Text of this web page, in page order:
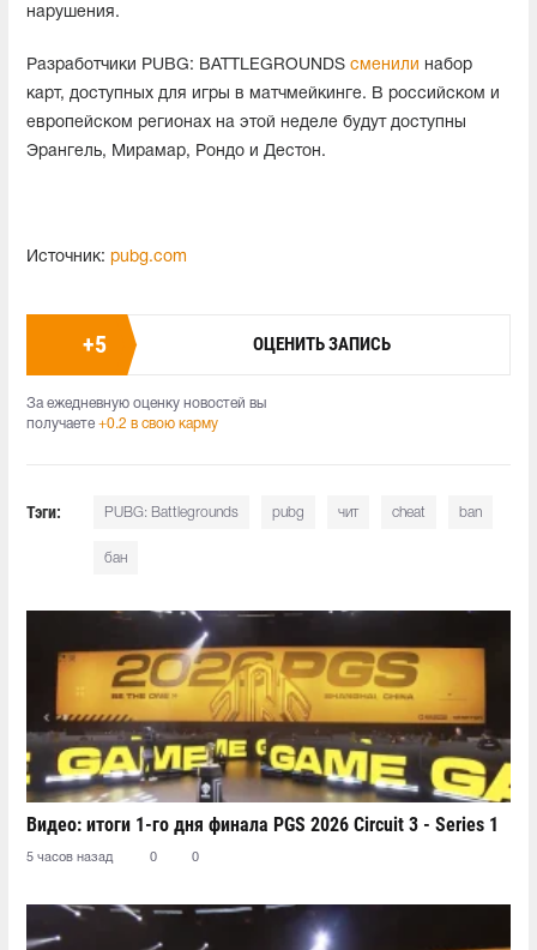
нарушения.
Разработчики PUBG: BATTLEGROUNDS сменили набор
карт, доступных для игры в матчмейкинге. В российском и
европейском регионах на этой неделе будут доступны
Эрангель, Мирамар, Рондо и Дестон.
Источник: pubg.com
+5 ОЦЕНИТЬ ЗАПИСЬ
За ежедневную оценку новостей вы
получаете +0.2 в свою карму
Тэги: PUBG: Battlegrounds pubg чит cheat ban
бан
Видео: итоги 1-го дня финала PGS 2026 Circuit 3 - Series 1
5 часов назад 0 0